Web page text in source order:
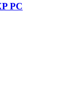
PC